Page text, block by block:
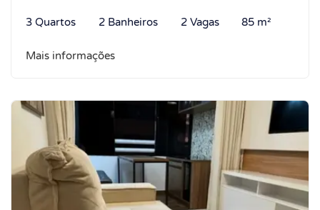
3 Quartos 2 Banheiros 2 Vagas 85 m²
Mais informações